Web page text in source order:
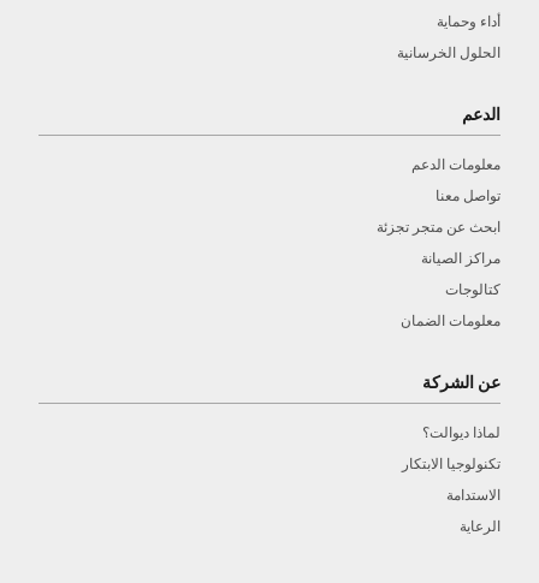
أداء وحماية
الحلول الخرسانية
الدعم
معلومات الدعم
تواصل معنا
ابحث عن متجر تجزئة
مراكز الصيانة
كتالوجات
معلومات الضمان
عن الشركة
لماذا ديوالت؟
تكنولوجيا الابتكار
الاستدامة
الرعاية